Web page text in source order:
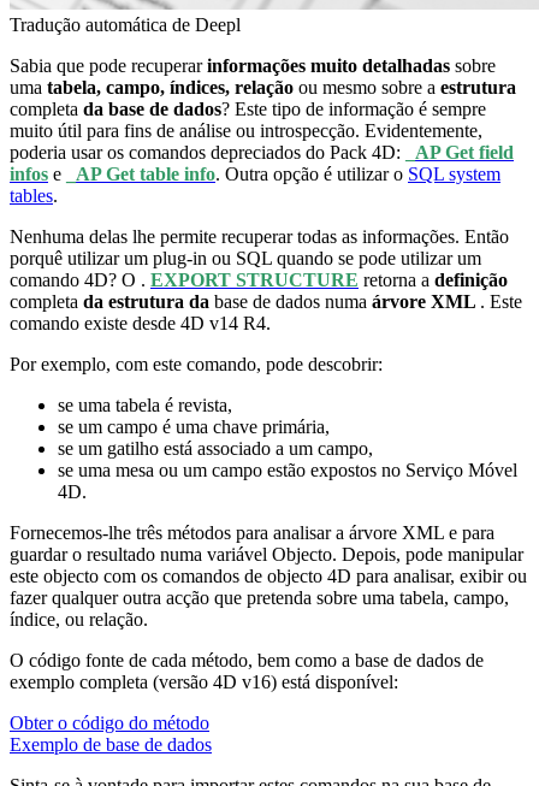
Tradução automática de Deepl
Sabia que pode recuperarinformações muito detalhadas sobre
uma tabela, campo, índices, relação ou mesmo sobre a estrutura
completa da base de dados? Este tipo de informação é sempre
muito útil para fins de análise ou introspecção. Evidentemente,
poderia usar os comandos depreciados do Pack 4D:
_AP Get field
infos e _AP Get table info. Outra opção é utilizar o SQL system
tables.
Nenhuma delas lhe permite recuperar todas as informações. Então
porquê utilizar um plug-in ou SQL quando se pode utilizar um
comando 4D? O . EXPORT STRUCTURE retorna a definição
completa da estrutura da base de dados numa árvore XML . Este
comando existe desde 4D v14 R4.
Por exemplo, com este comando, pode descobrir:
se uma tabela é revista,
se um campo é uma chave primária,
se um gatilho está associado a um campo,
se uma mesa ou um campo estão expostos no Serviço Móvel
4D.
Fornecemos-lhe três métodos para analisar a árvore XML e para
guardar o resultado numa variável Objecto. Depois, pode manipular
este objecto com os comandos de objecto 4D para analisar, exibir ou
fazer qualquer outra acção que pretenda sobre uma tabela, campo,
índice, ou relação.
O código fonte de cada método, bem como a base de dados de
exemplo completa (versão 4D v16) está disponível:
Obter o código do método
Exemplo de base de dados